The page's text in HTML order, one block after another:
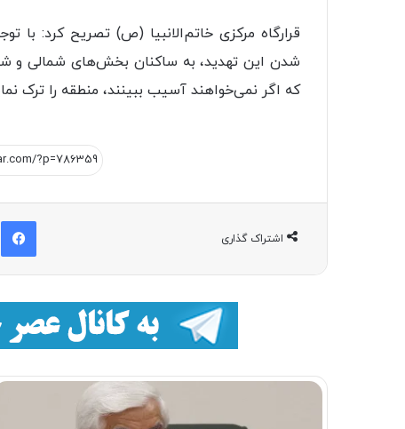
قرارگاه مرکزی خاتم‌الانبیا (ص) تصریح کرد:
شدن این تهدید، به ساکنان بخش‌های شمالی و
که اگر نمی‌خواهند آسیب ببینند، منطقه را ترک
اشتراک گذاری